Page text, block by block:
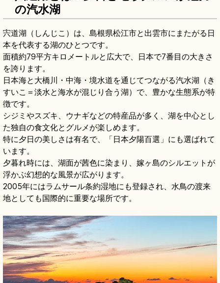
の汽水湖
宍道湖（しんじこ）は、島根県松江市と出雲市にまたがる日
本を代表する湖のひとつです。
面積約79平方キロメートルと広大で、日本で7番目の大きさ
を誇ります。
日本海と大橋川・中海・境水道を通じてつながる汽水湖（き
すいこ＝淡水と海水が混じり合う湖）で、豊かな生態系が特
徴です。
シジミやスズキ、ウナギなどの特産品が多く、湖を中心とし
た独自の食文化とグルメが楽しめます。
特に夕日の美しさは有名で、「日本夕陽百選」にも選ばれて
います。
夕暮れ時には、湖面が茜色に染まり、嫁ヶ島のシルエットが
浮かぶ幻想的な風景が広がります。
2005年にはラムサール条約湿地にも登録され、水鳥の渡来
地としても国際的に重要な場所です。